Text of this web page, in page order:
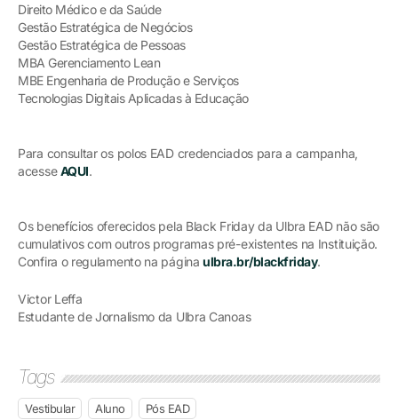
Direito Médico e da Saúde
Gestão Estratégica de Negócios
Gestão Estratégica de Pessoas
MBA Gerenciamento Lean
MBE Engenharia de Produção e Serviços
Tecnologias Digitais Aplicadas à Educação
Para consultar os polos EAD credenciados para a campanha,
acesseAQUI.
Os benefícios oferecidos pela Black Friday da Ulbra EAD não são
cumulativos com outros programas pré-existentes na Instituição.
Confira o regulamento na páginaulbra.br/blackfriday.
Victor Leffa
Estudante de Jornalismo da Ulbra Canoas
Tags
Vestibular Aluno Pós EAD